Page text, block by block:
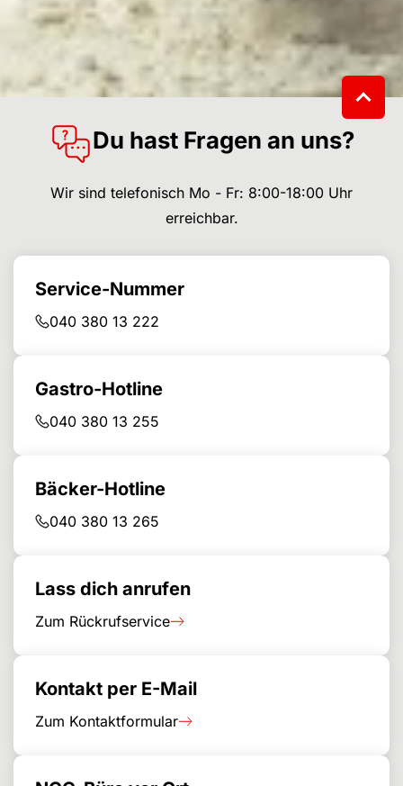
Du hast Fragen an uns?
Wir sind telefonisch Mo - Fr: 8:00-18:00 Uhr
erreichbar.
Service-Nummer
040 380 13 222
Gastro-Hotline
040 380 13 255
Bäcker-Hotline
040 380 13 265
Lass dich anrufen
Zum Rückrufservice
Kontakt per E-Mail
Zum Kontaktformular